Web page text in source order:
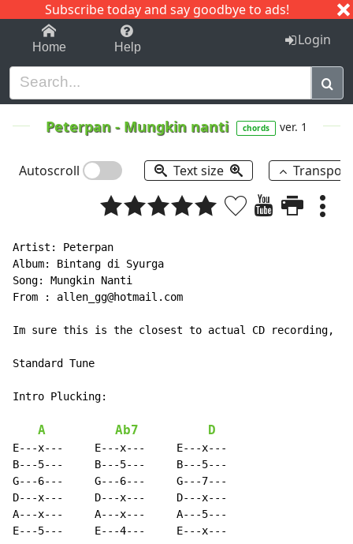
Subscribe today and say goodbye to ads!
1-9 C I J
Home Help Login
Peterpan - Mungkin nanti chords ver. 1
Autoscroll Text size
Artist: Peterpan
Album: Bintang di Syurga
Song: Mungkin Nanti
From : allen_gg@hotmail.com
Im sure this is the closest to actual CD recording,
Standard Tune
Intro Plucking:
A Ab7 D
E---x---     E---x---     E---x---
B---5---     B---5---     B---5---
G---6---     G---6---     G---7---
D---x---     D---x---     D---x---
A---x---     A---x---     A---5---
E---5---     E---4---     E---x---